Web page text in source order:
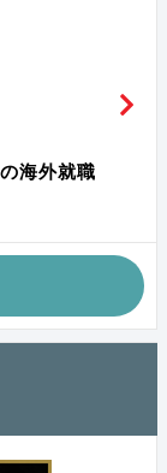
海外就職